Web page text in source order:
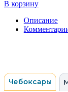
В корзину
Описание
Чебоксары